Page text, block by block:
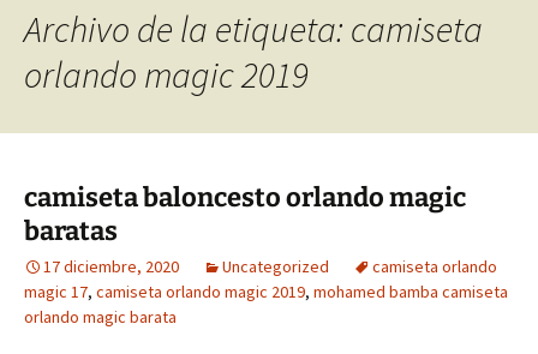
Archivo de la etiqueta: camiseta
orlando magic 2019
camiseta baloncesto orlando magic
baratas
17 diciembre, 2020 Uncategorized
camiseta orlando
magic 17, camiseta orlando magic 2019, mohamed bamba camiseta
orlando magic barata